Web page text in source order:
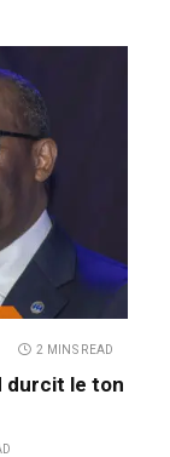
2 MINS READ
durcit le ton